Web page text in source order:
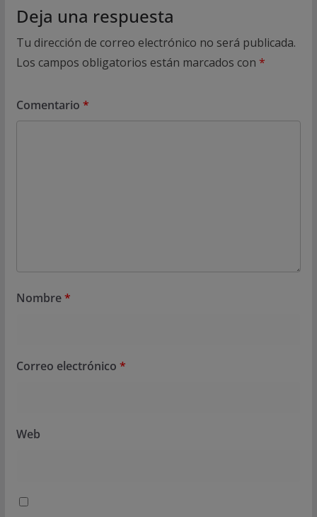
Deja una respuesta
Tu dirección de correo electrónico no será publicada.
Los campos obligatorios están marcados con *
Comentario *
Nombre*
Correo electrónico *
Web